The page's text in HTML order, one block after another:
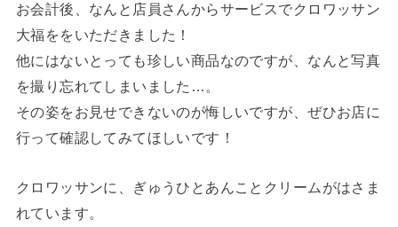
お会計後、なんと店員さんからサービスでクロワッサン
大福ををいただきました！
他にはないとっても珍しい商品なのですが、なんと写真
を撮り忘れてしまいました…。
その姿をお見せできないのが悔しいですが、ぜひお店に
行って確認してみてほしいです！
クロワッサンに、ぎゅうひとあんことクリームがはさま
れています。